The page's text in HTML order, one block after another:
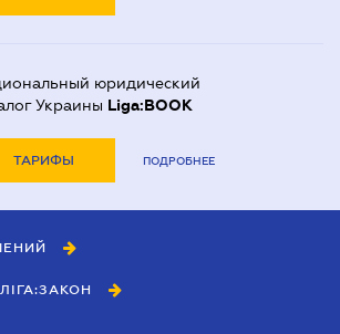
юридический
Украины Liga:BOOK
ТАРИФЫ ПОДРОБНЕЕ